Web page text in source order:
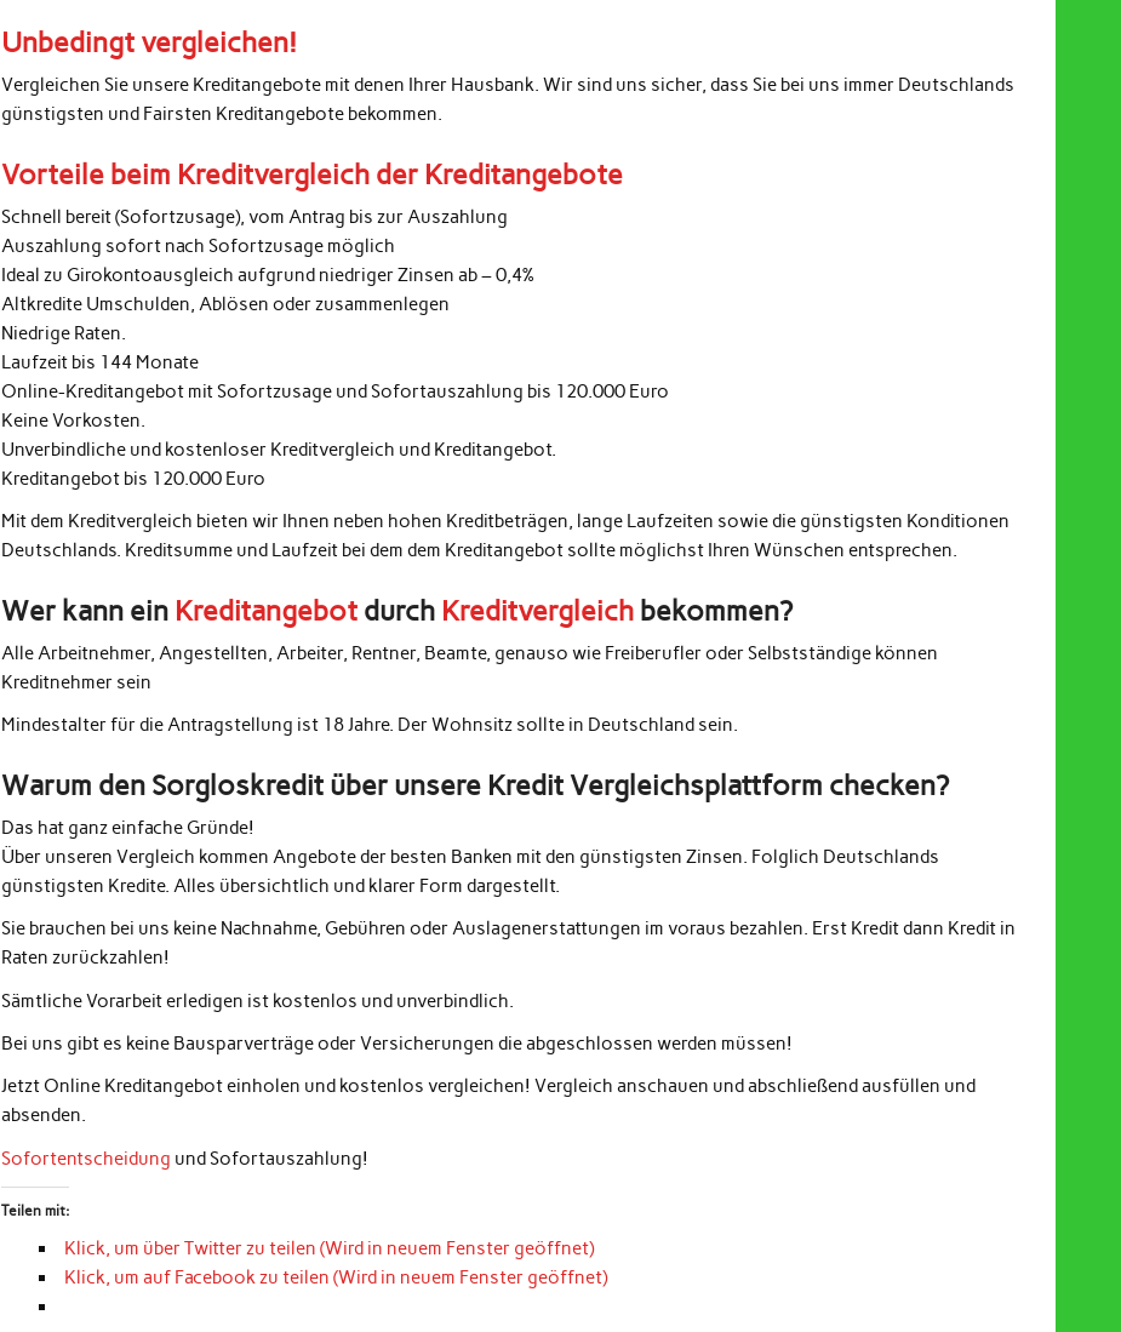
Unbedingt vergleichen!
Vergleichen Sie unsere Kreditangebote mit denen Ihrer Hausbank. Wir sind uns sicher, dass Sie bei uns immer Deutschlands
günstigsten und Fairsten Kreditangebote bekommen.
Vorteile beim Kreditvergleich der Kreditangebote
Schnell bereit (Sofortzusage), vom Antrag bis zur Auszahlung
Auszahlung sofort nach Sofortzusage möglich
Ideal zu Girokontoausgleich aufgrund niedriger Zinsen ab – 0,4%
Altkredite Umschulden, Ablösen oder zusammenlegen
Niedrige Raten.
Laufzeit bis 144 Monate
Online-Kreditangebot mit Sofortzusage und Sofortauszahlung bis 120.000 Euro
Keine Vorkosten.
Unverbindliche und kostenloser Kreditvergleich und Kreditangebot.
Kreditangebot bis 120.000 Euro
Mit dem Kreditvergleich bieten wir Ihnen neben hohen Kreditbeträgen, lange Laufzeiten sowie die günstigsten Konditionen
Deutschlands. Kreditsumme und Laufzeit bei dem dem Kreditangebot sollte möglichst Ihren Wünschen entsprechen.
Wer kann ein Kreditangebot durch Kreditvergleich bekommen?
Alle Arbeitnehmer, Angestellten, Arbeiter, Rentner, Beamte, genauso wie Freiberufler oder Selbstständige können
Kreditnehmer sein
Mindestalter für die Antragstellung ist 18 Jahre. Der Wohnsitz sollte in Deutschland sein.
Warum den Sorgloskredit über unsere Kredit Vergleichsplattform checken?
Das hat ganz einfache Gründe!
Über unseren Vergleich kommen Angebote der besten Banken mit den günstigsten Zinsen. Folglich Deutschlands
günstigsten Kredite. Alles übersichtlich und klarer Form dargestellt.
Sie brauchen bei uns keine Nachnahme, Gebühren oder Auslagenerstattungen im voraus bezahlen. Erst Kredit dann Kredit in
Raten zurückzahlen!
Sämtliche Vorarbeit erledigen ist kostenlos und unverbindlich.
Bei uns gibt es keine Bausparverträge oder Versicherungen die abgeschlossen werden müssen!
Jetzt Online Kreditangebot einholen und kostenlos vergleichen! Vergleich anschauen und abschließend ausfüllen und
absenden.
Sofortentscheidung und Sofortauszahlung!
Teilen mit:
Klick, um über Twitter zu teilen (Wird in neuem Fenster geöffnet)
Klick, um auf Facebook zu teilen (Wird in neuem Fenster geöffnet)